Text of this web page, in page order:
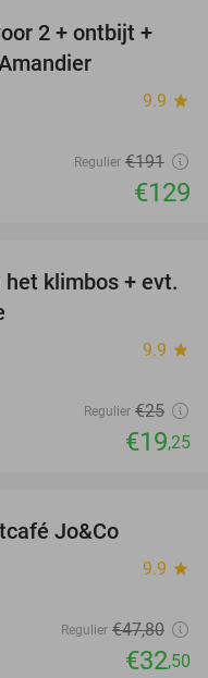
32%
2 + ontbijt +
9.9 star
Regulier €191
€129
23%
klimbos + evt.
9.9 star
Regulier €25
€19,25
Jo&Co
9.9 star
Regulier €47,80
€32,50